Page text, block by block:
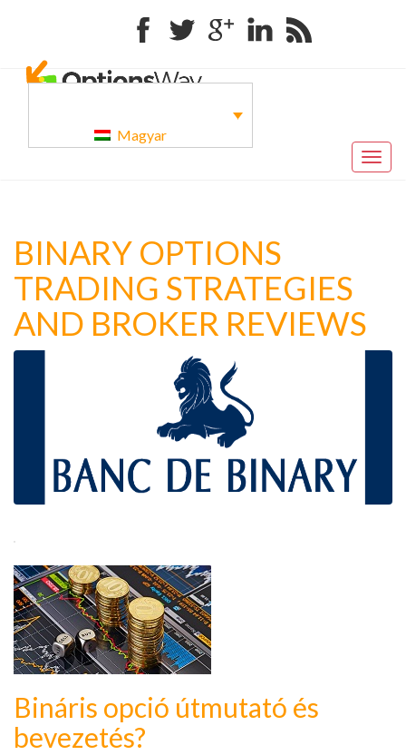
FacebookTwitterGoogle+LinkedinRSS
Magyar
BINARY OPTIONS
TRADING STRATEGIES
AND BROKER REVIEWS
Bináris opció útmutató és
bevezetés?